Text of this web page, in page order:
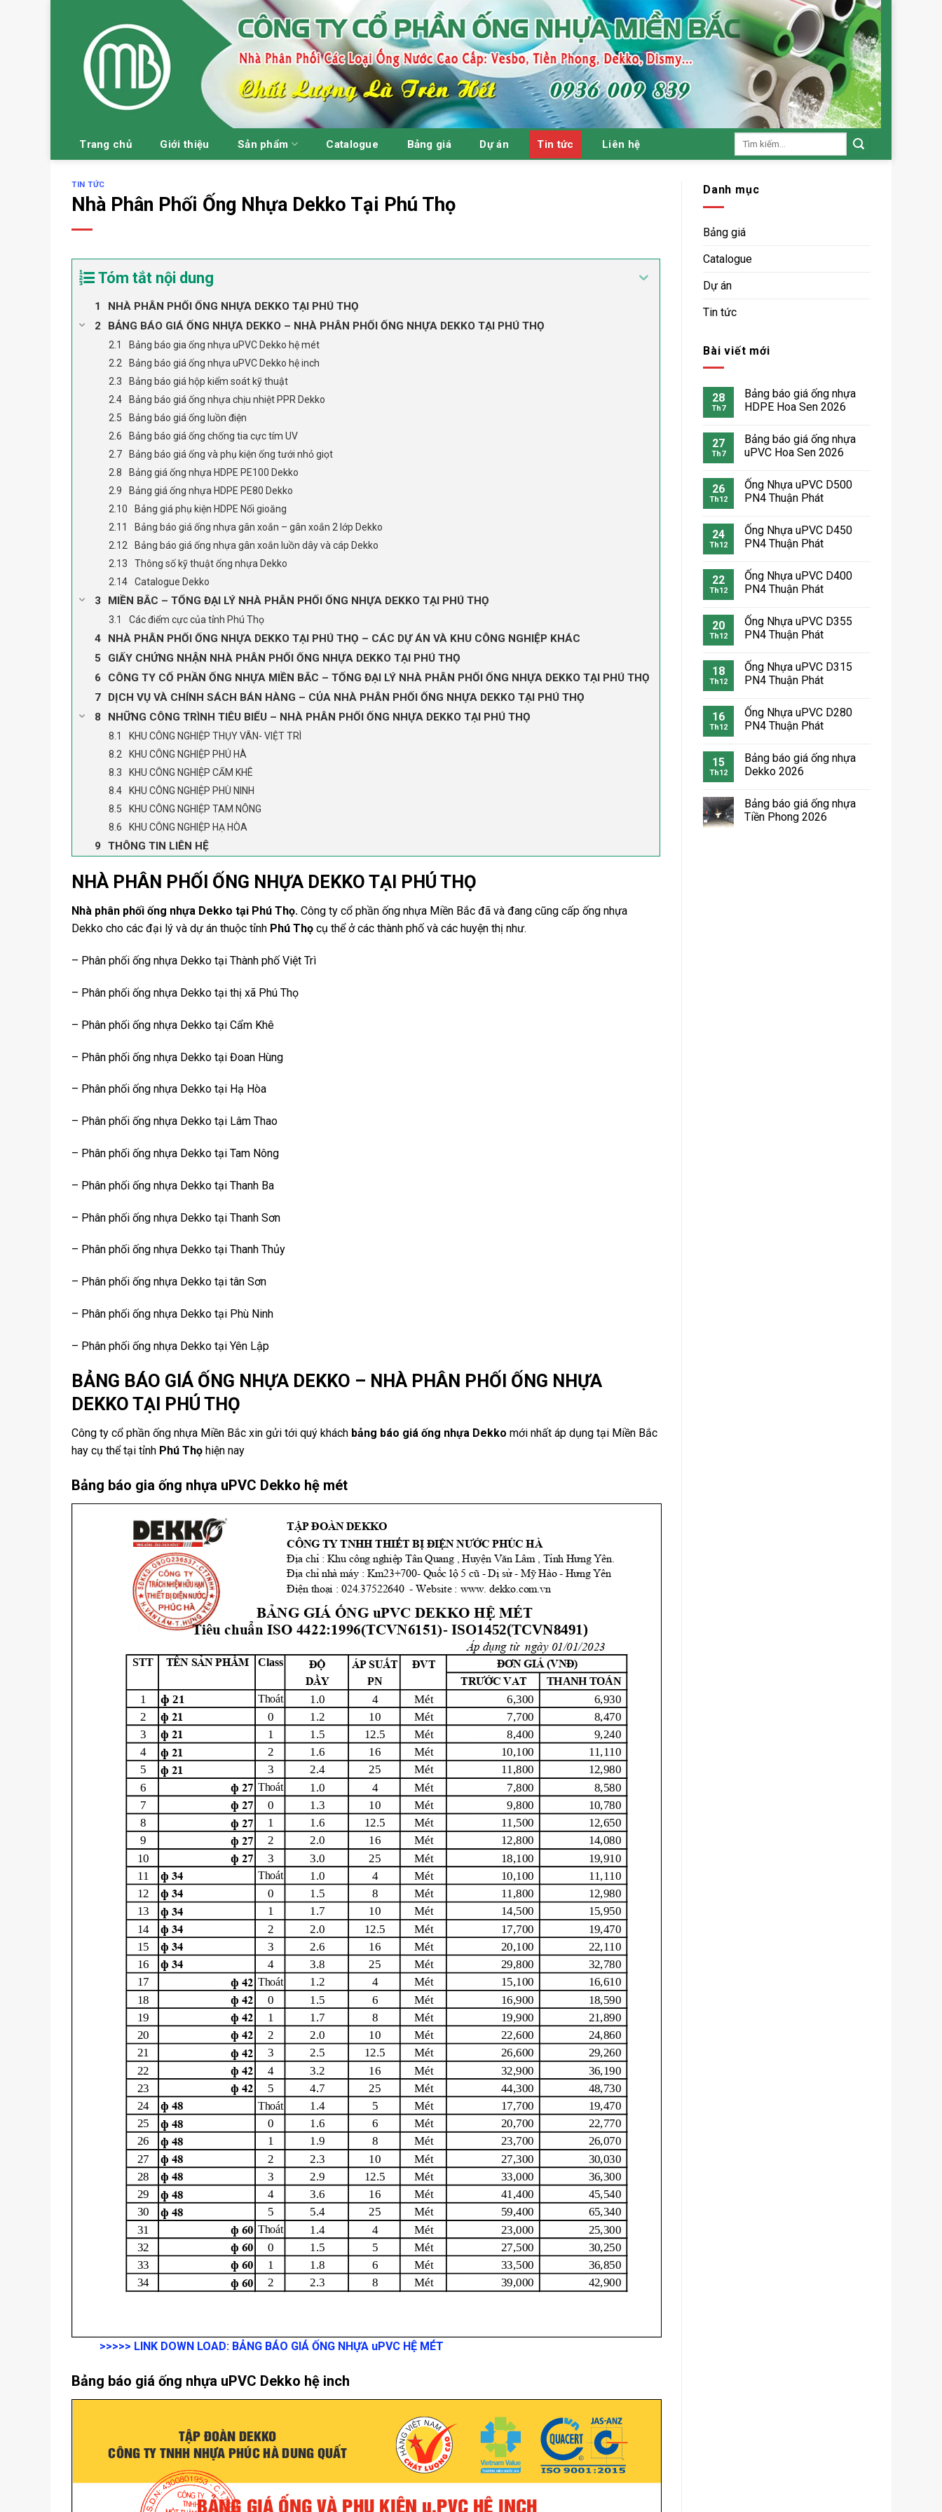
Trang chủ Giới thiệu Sản phẩm Catalogue Bảng giá Dự án Tin tức Liên hệ
Tìm
TIN TỨC
Nhà Phân Phối Ống Nhựa Dekko Tại Phú Thọ
Tóm tắt nội dung
NHÀ PHÂN PHỐI ỐNG NHỰA DEKKO TẠI PHÚ THỌ
BẢNG BÁO GIÁ ỐNG NHỰA DEKKO – NHÀ PHÂN PHỐI ỐNG NHỰA DEKKO TẠI PHÚ THỌ
Bảng báo gia ống nhựa uPVC Dekko hệ mét
Bảng báo giá ống nhựa uPVC Dekko hệ inch
Bảng báo giá hộp kiểm soát kỹ thuật
Bảng báo giá ống nhựa chịu nhiệt PPR Dekko
Bảng báo giá ống luồn điện
Bảng báo giá ống chống tia cực tím UV
Bảng báo giá ống và phụ kiện ống tưới nhỏ giọt
Bảng giá ống nhựa HDPE PE100 Dekko
Bảng giá ống nhựa HDPE PE80 Dekko
Bảng giá phụ kiện HDPE Nối gioăng
Bảng báo giá ống nhựa gân xoắn – gân xoắn 2 lớp Dekko
Bảng báo giá ống nhựa gân xoắn luồn dây và cáp Dekko
Thông số kỹ thuật ống nhựa Dekko
Catalogue Dekko
MIỀN BẮC – TỔNG ĐẠI LÝ NHÀ PHÂN PHỐI ỐNG NHỰA DEKKO TẠI PHÚ THỌ
Các điểm cực của tỉnh Phú Thọ
NHÀ PHÂN PHỐI ỐNG NHỰA DEKKO TẠI PHÚ THỌ – CÁC DỰ ÁN VÀ KHU CÔNG NGHIỆP KHÁC
GIẤY CHỨNG NHẬN NHÀ PHÂN PHỐI ỐNG NHỰA DEKKO TẠI PHÚ THỌ
CÔNG TY CỔ PHẦN ỐNG NHỰA MIỀN BẮC – TỔNG ĐẠI LÝ NHÀ PHÂN PHỐI ỐNG NHỰA DEKKO TẠI PHÚ THỌ
DỊCH VỤ VÀ CHÍNH SÁCH BÁN HÀNG – CỦA NHÀ PHÂN PHỐI ỐNG NHỰA DEKKO TẠI PHÚ THỌ
NHỮNG CÔNG TRÌNH TIÊU BIỂU – NHÀ PHÂN PHỐI ỐNG NHỰA DEKKO TẠI PHÚ THỌ
KHU CÔNG NGHIỆP THỤY VÂN- VIỆT TRÌ
KHU CÔNG NGHIỆP PHÚ HÀ
KHU CÔNG NGHIỆP CẨM KHÊ
KHU CÔNG NGHIỆP PHÙ NINH
KHU CÔNG NGHIỆP TAM NÔNG
KHU CÔNG NGHIỆP HẠ HÒA
THÔNG TIN LIÊN HỆ
NHÀ PHÂN PHỐI ỐNG NHỰA DEKKO TẠI PHÚ THỌ
Nhà phân phối ống nhựa Dekko tại Phú Thọ. Công ty cổ phần ống nhựa Miền Bắc đã và đang cũng cấp ống nhựa
Dekko cho các đại lý và dự án thuộc tỉnh Phú Thọ cụ thể ở các thành phố và các huyện thị như.
– Phân phối ống nhựa Dekko tại Thành phố Việt Trì
– Phân phối ống nhựa Dekko tại thị xã Phú Thọ
– Phân phối ống nhựa Dekko tại Cẩm Khê
– Phân phối ống nhựa Dekko tại Đoan Hùng
– Phân phối ống nhựa Dekko tại Hạ Hòa
– Phân phối ống nhựa Dekko tại Lâm Thao
– Phân phối ống nhựa Dekko tại Tam Nông
– Phân phối ống nhựa Dekko tại Thanh Ba
– Phân phối ống nhựa Dekko tại Thanh Sơn
– Phân phối ống nhựa Dekko tại Thanh Thủy
– Phân phối ống nhựa Dekko tại tân Sơn
– Phân phối ống nhựa Dekko tại Phù Ninh
– Phân phối ống nhựa Dekko tại Yên Lập
BẢNG BÁO GIÁ ỐNG NHỰA DEKKO – NHÀ PHÂN PHỐI ỐNG NHỰA
DEKKO TẠI PHÚ THỌ
Công ty cổ phần ống nhựa Miền Bắc xin gửi tới quý khách bảng báo giá ống nhựa Dekko mới nhất áp dụng tại Miền Bắc
hay cụ thể tại tỉnh Phú Thọ hiện nay
Bảng báo gia ống nhựa uPVC Dekko hệ mét
>>>>> LINK DOWN LOAD: BẢNG BÁO GIÁ ỐNG NHỰA uPVC HỆ MÉT
Bảng báo giá ống nhựa uPVC Dekko hệ inch
Danh mục
Bảng giá
Catalogue
Dự án
Tin tức
Bài viết mới
28
Th7
Bảng báo giá ống nhựa
HDPE Hoa Sen 2026
27
Th7
Bảng báo giá ống nhựa
uPVC Hoa Sen 2026
26
Th12
Ống Nhựa uPVC D500
PN4 Thuận Phát
24
Th12
Ống Nhựa uPVC D450
PN4 Thuận Phát
22
Th12
Ống Nhựa uPVC D400
PN4 Thuận Phát
20
Th12
Ống Nhựa uPVC D355
PN4 Thuận Phát
18
Th12
Ống Nhựa uPVC D315
PN4 Thuận Phát
16
Th12
Ống Nhựa uPVC D280
PN4 Thuận Phát
15
Th12
Bảng báo giá ống nhựa
Dekko 2026
Bảng báo giá ống nhựa
Tiền Phong 2026